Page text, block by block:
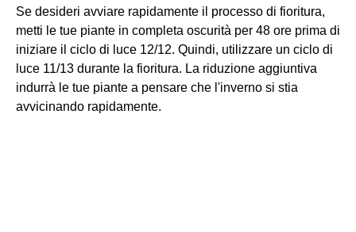
Se desideri avviare rapidamente il processo di fioritura,
metti le tue piante in completa oscurità per 48 ore prima di
iniziare il ciclo di luce 12/12. Quindi, utilizzare un ciclo di
luce 11/13 durante la fioritura. La riduzione aggiuntiva
indurrà le tue piante a pensare che l'inverno si stia
avvicinando rapidamente.